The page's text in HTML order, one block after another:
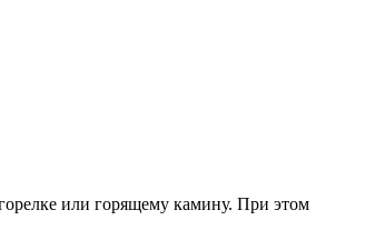
или горящему камину. При этом